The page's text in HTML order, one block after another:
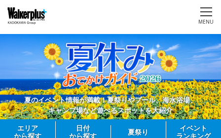
MENU
夏のイベント情報が満載！夏祭りやプール、海水浴場、
キャンプ場など遊べるスポットを大紹介
エリア
から探す
日付
から探す
夏祭り
イベント
ランキング